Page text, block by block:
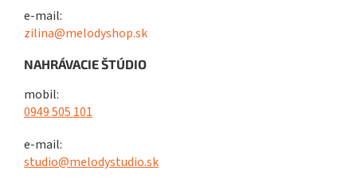
e-mail:
zilina@melodyshop.sk
NAHRÁVACIE ŠTÚDIO
mobil:
0949 505 101
e-mail:
studio@melodystudio.sk